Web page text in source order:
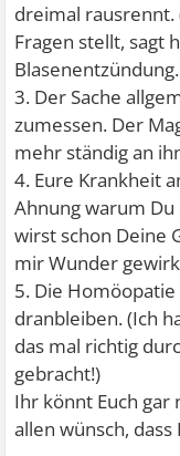
dreimal rausrennt.
Fragen stellt, sagt
3. Der Sache
zumessen. Der
mehr ständig an
4. Eure Krankheit
Ahnung warum
wirst schon Deine
mir Wunder
5. Die
dranbleiben. (Ich
das mal richtig
gebracht!)
Ihr könnt Euch gar
allen wünsch,